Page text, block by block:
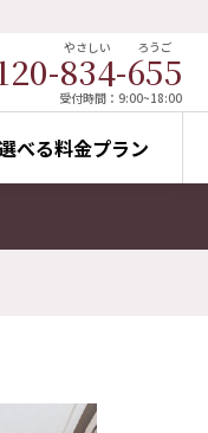
834
やさしい
-655
ろうご
受付時間：9:00~18:00
べる料金プラン